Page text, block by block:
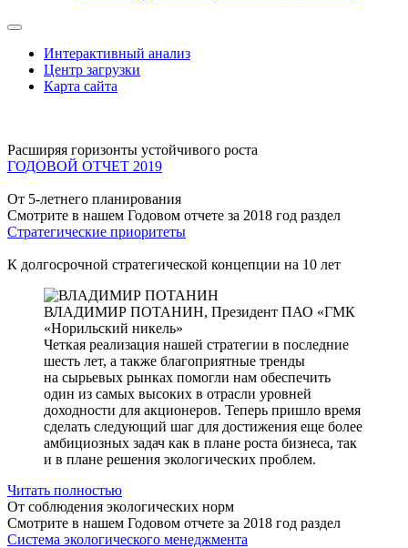
Интерактивный анализ
Центр загрузки
Карта сайта
Расширяя горизонты устойчивого роста
ГОДОВОЙ ОТЧЕТ 2019
От 5-летнего планирования
Смотрите в нашем Годовом отчете за 2018 год раздел
Стратегические приоритеты
К долгосрочной стратегической концепции на 10 лет
ВЛАДИМИР ПОТАНИН, Президент ПАО «ГМК
«Норильский никель»
Четкая реализация нашей стратегии в последние
шесть лет, а также благоприятные тренды
на сырьевых рынках помогли нам обеспечить
один из самых высоких в отрасли уровней
доходности для акционеров. Теперь пришло время
сделать следующий шаг для достижения еще более
амбициозных задач как в плане роста бизнеса, так
и в плане решения экологических проблем.
Читать полностью
От соблюдения экологических норм
Смотрите в нашем Годовом отчете за 2018 год раздел
Система экологического менеджмента